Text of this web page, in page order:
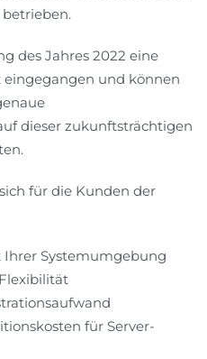
des Jahres 2022 eine
und können
dieser zukunftsträchtigen
für die Kunden der
Systemumgebung
für Server-